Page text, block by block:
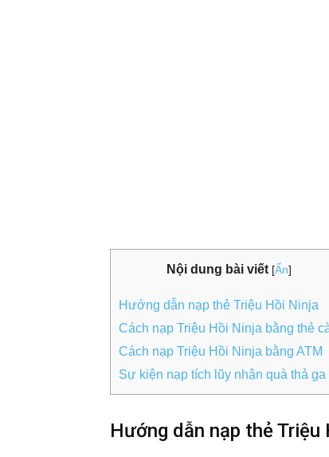
Nội dung bài viết [Ẩn]
Hướng dẫn nạp thẻ Triệu Hồi Ninja
Cách nạp Triệu Hồi Ninja bằng thẻ
Cách nạp Triệu Hồi Ninja bằng ATM
Sự kiện nạp tích lũy nhận quà thả ga
Hướng dẫn nạp thẻ Triệu